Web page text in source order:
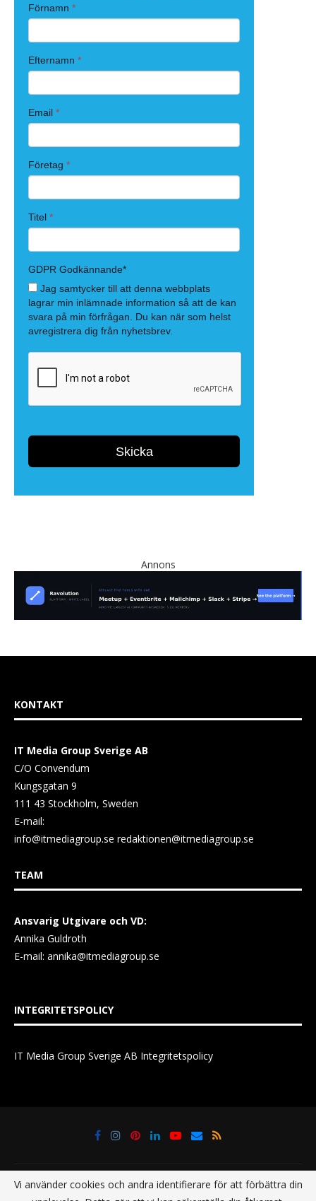
Annons
KONTAKT
IT Media Group Sverige AB
C/O Convendum
Kungsgatan 9
111 43 Stockholm, Sweden
E-mail:
info@itmediagroup.se redaktionen@itmediagroup.se
TEAM
Ansvarig Utgivare och VD:
Annika Guldroth
E-mail: annika@itmediagroup.se
INTEGRITETSPOLICY
IT Media Group Sverige AB Integritetspolicy
Vi använder cookies och andra identifierare för att förbättra din